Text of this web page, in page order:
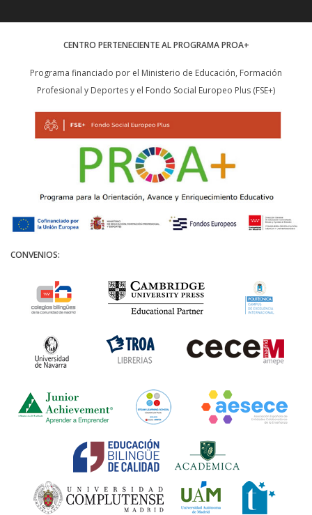
CENTRO PERTENECIENTE AL PROGRAMA PROA+
Programa financiado por el Ministerio de Educación, Formación
Profesional y Deportes y el Fondo Social Europeo Plus (FSE+)
CONVENIOS: